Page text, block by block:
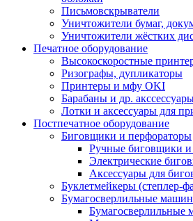
Письмовскрыватели
Уничтожители бумаг,
Уничтожители жёстких
Печатное оборудование
Высокоскоростные
Ризографы, дупликаторы
Принтеры и мфу OKI
Барабаны и др.
Лотки и аксессуары для
Постпечатное оборудование
Биговщики и перфораторы
Ручные биговщики
Электрические
Аксессуары для
Буклетмейкеры (степлер-
Бумагосверлильные
Бумагосверлильные